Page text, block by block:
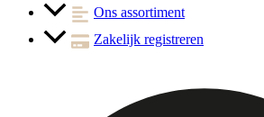
Ons assortiment
Zakelijk registreren